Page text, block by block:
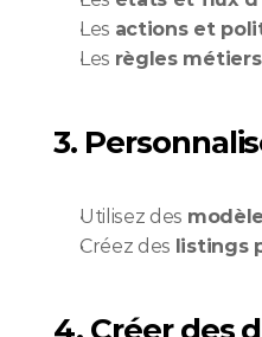
Les actions et
Les règles métiers
3.
Utilisez des
Créez des listings